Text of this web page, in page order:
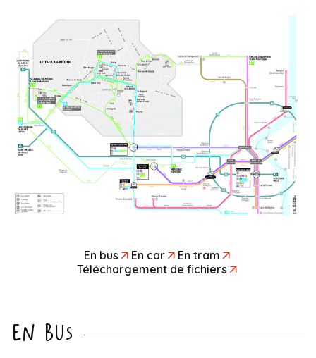
En bus En car
En tram
Téléchargement de fichiers
En bus